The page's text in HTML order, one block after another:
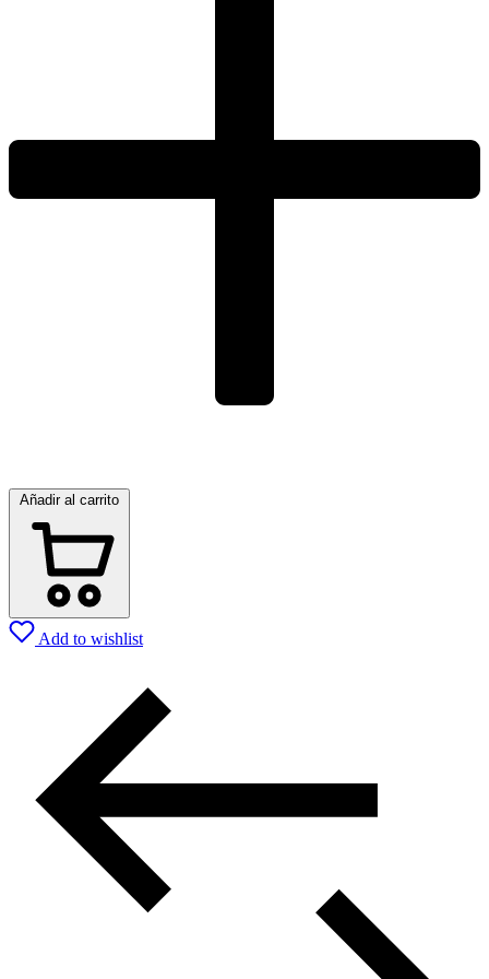
Añadir al carrito
Add to wishlist